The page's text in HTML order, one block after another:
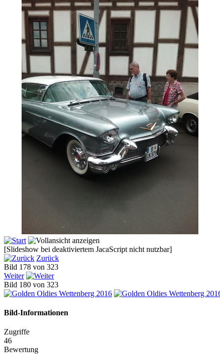
[Slideshow bei deaktiviertem JacaScript nicht nutzbar]
Zurück
Bild 178 von 323
Weiter
Bild 180 von 323
Bild-Informationen
Zugriffe
46
Bewertung